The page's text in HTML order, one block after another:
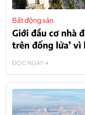
Bất động sản
Giới đầu cơ nhà
trên đống lửa’
ĐỌC NGAY